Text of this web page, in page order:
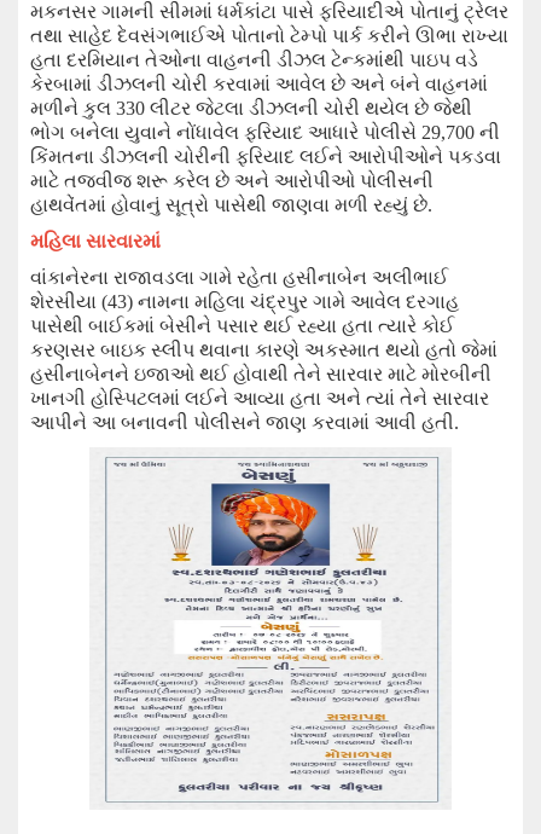
મકનસર ગામની સીમમાં ધર્મકાંટા પાસે ફરિયાદીએ પોતાનું ટ્રેલર
તથા સાહેદ દેવસંગભાઈએ પોતાનો ટેમ્પો પાર્ક કરીને ઊભા રાખ્યા
હતા દરમિયાન તેઓના વાહનની ડીઝલ ટેન્કમાંથી પાઇપ વડે
કેરબામાં ડીઝલની ચોરી કરવામાં આવેલ છે અને બંને વાહનમાં
મળીને કુલ 330 લીટર જેટલા ડીઝલની ચોરી થયેલ છે જેથી
ભોગ બનેલા યુવાને નોંધાવેલ ફરિયાદ આધારે પોલીસે 29,700 ની
કિંમતના ડીઝલની ચોરીની ફરિયાદ લઈને આરોપીઓને પકડવા
માટે તજવીજ શરૂ કરેલ છે અને આરોપીઓ પોલીસની
હાથવેંતમાં હોવાનું સૂત્રો પાસેથી જાણવા મળી રહ્યું છે.
મહિલા સારવારમાં
વાંકાનેરના રાજાવડલા ગામે રહેતા હસીનાબેન અલીભાઈ
શેરસીયા (43) નામના મહિલા ચંદ્રપુર ગામે આવેલ દરગાહ
પાસેથી બાઈકમાં બેસીને પસાર થઈ રહ્યા હતા ત્યારે કોઈ
કરણસર બાઇક સ્લીપ થવાના કારણે અકસ્માત થયો હતો જેમાં
હસીનાબેનને ઇજાઓ થઈ હોવાથી તેને સારવાર માટે મોરબીની
ખાનગી હોસ્પિટલમાં લઈને આવ્યા હતા અને ત્યાં તેને સારવાર
આપીને આ બનાવની પોલીસને જાણ કરવામાં આવી હતી.